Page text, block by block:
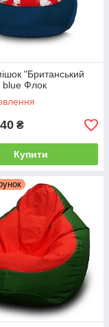
"Британський
blue Флок
₴
Купити